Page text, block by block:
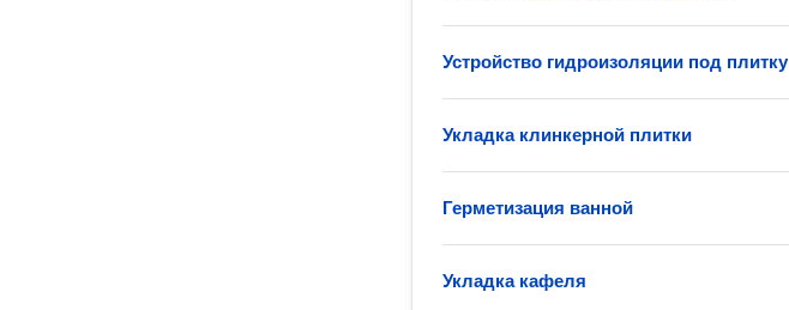
Устройство гидроизоляции под плитку
Укладка клинкерной плитки
Герметизация ванной
Укладка кафеля